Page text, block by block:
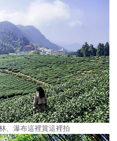
、瀑布這裡賞這裡拍